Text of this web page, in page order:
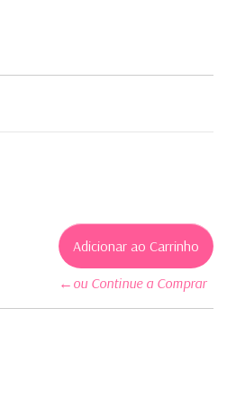
←ou Continue a Comprar